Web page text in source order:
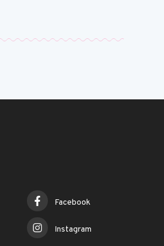
Facebook
Instagram